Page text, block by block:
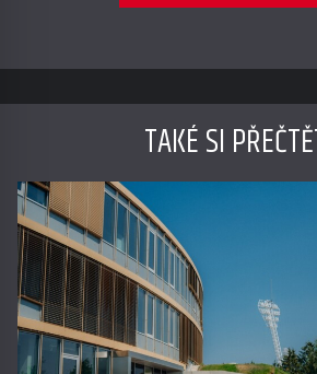
TAKÉ SI